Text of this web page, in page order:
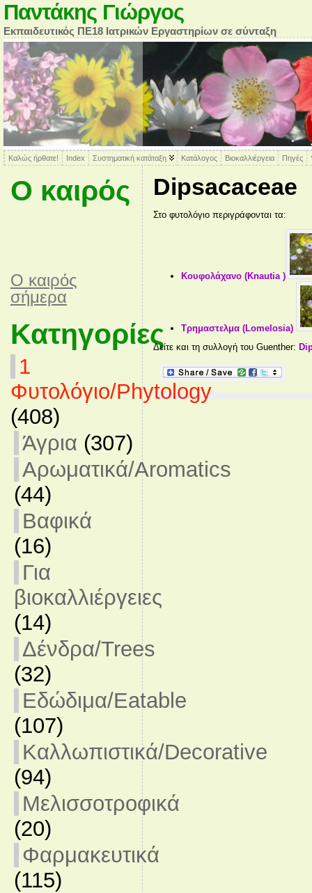
Παντάκης Γιώργος
Εκπαιδευτικός ΠΕ18 Ιατρικών Εργαστηρίων σε σύνταξη
Καλώς ήρθατε! Index Συστηματική κατάταξη Κατάλογος Βιοκαλλιέργεια Πηγές
Ο καιρός
O καιρός
σήμερα
Κατηγορίες
1
Φυτολόγιο/Phytology
(408)
Άγρια (307)
Αρωματικά/Aromatics
(44)
Βαφικά
(16)
Για
βιοκαλλιέργειες
(14)
Δένδρα/Trees
(32)
Εδώδιμα/Eatable
(107)
Καλλωπιστικά/Decorative
(94)
Μελισσοτροφικά
(20)
Φαρμακευτικά
(115)
Dipsacaceae
Στο φυτολόγιο περιγράφονται τα:
Κουφολάχανο (Knautia )
Τρημαστελμα (Lomelosia)
Δείτε και τη συλλογή του Guenther: